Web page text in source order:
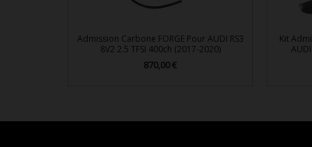
Admission Carbone FORGE Pour AUDI RS3
8V2 2.5 TFSI 400ch (2017-2020)
Prix
870,00 €
Kit